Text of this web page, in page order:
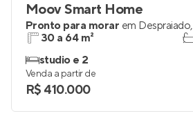
Moov Smart Home
Pronto para morar em Despraiado,
30 a 64 m²
studio e 2
Venda a partir de
R$ 410.000